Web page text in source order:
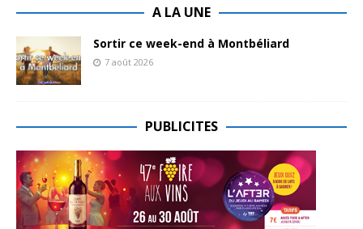
A LA UNE
Sortir ce week-end à Montbéliard
7 août 2026
PUBLICITES